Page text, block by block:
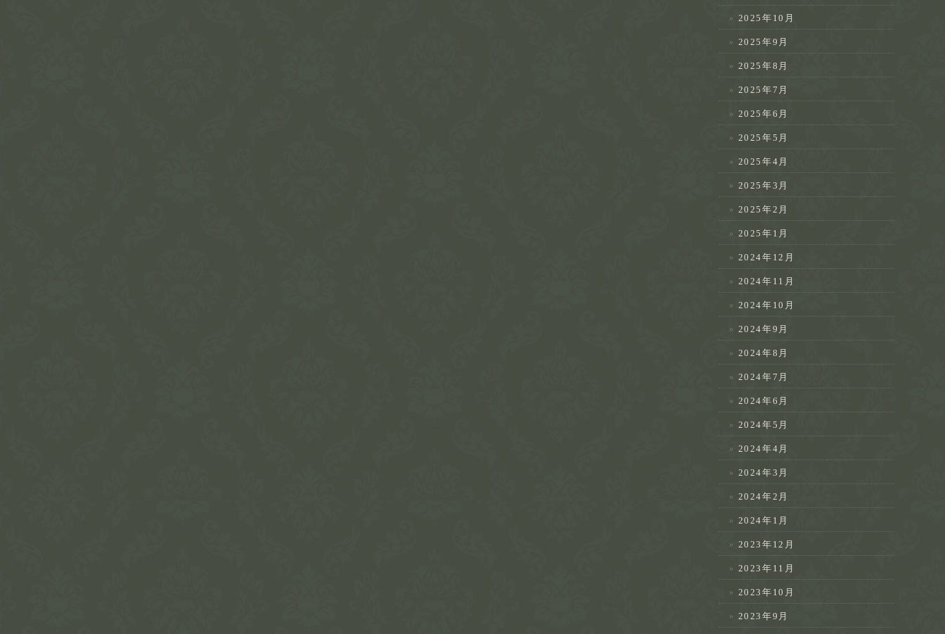
2025年10月
2025年9月
2025年8月
2025年7月
2025年6月
2025年5月
2025年4月
2025年3月
2025年2月
2025年1月
2024年12月
2024年11月
2024年10月
2024年9月
2024年8月
2024年7月
2024年6月
2024年5月
2024年4月
2024年3月
2024年2月
2024年1月
2023年12月
2023年11月
2023年10月
2023年9月